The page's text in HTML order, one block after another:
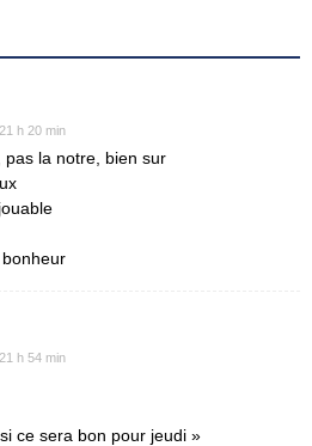
h 20 min
pas la notre, bien sur
h 54 min
ce sera bon pour jeudi »